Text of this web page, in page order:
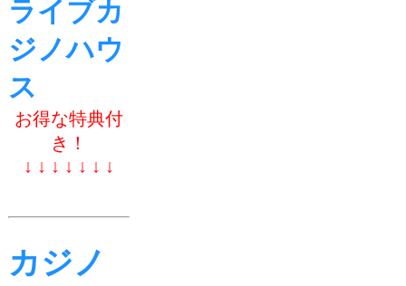
ライブカ
ジノハウ
ス
お得な特典付
き！
↓ ↓ ↓ ↓ ↓ ↓ ↓
カジノ